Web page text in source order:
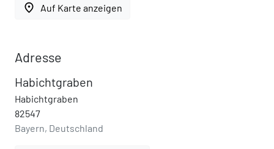
place Auf Karte anzeigen
Adresse
Habichtgraben
Habichtgraben
82547
Bayern, Deutschland